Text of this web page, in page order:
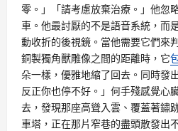
零。」「請考慮放棄治療。」他忽
車。他最討厭的不是語音系統，而
動收折的後視鏡。當他需要它們來
銅製獨角獸雕像之間的距離時，它
朵一樣，優雅地縮了回去。同時發
反正你也停不好。」何手殘感覺心
去，發現那座高聳入雲、覆蓋著鏽
車塔，正在那片窄巷的盡頭散發出